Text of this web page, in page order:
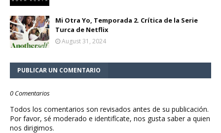
Mi Otra Yo, Temporada 2. Crítica de la Serie
Turca de Netflix
August 31, 2024
PUBLICAR UN COMENTARIO
0 Comentarios
Todos los comentarios son revisados antes de su publicación.
Por favor, sé moderado e identifícate, nos gusta saber a quien
nos dirigimos.